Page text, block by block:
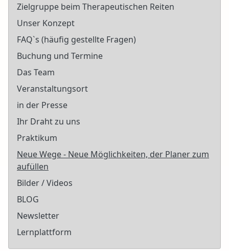
Zielgruppe beim Therapeutischen Reiten
Unser Konzept
FAQ`s (häufig gestellte Fragen)
Buchung und Termine
Das Team
Veranstaltungsort
in der Presse
Ihr Draht zu uns
Praktikum
Neue Wege - Neue Möglichkeiten, der Planer zum
aufüllen
Bilder / Videos
BLOG
Newsletter
Lernplattform